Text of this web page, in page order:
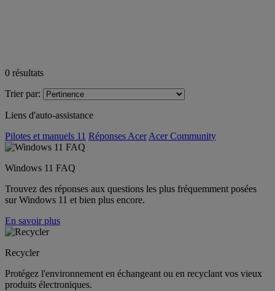
0 résultats
Trier par:
Liens d'auto-assistance
Pilotes et manuels 11 Réponses Acer Acer Community
Windows 11 FAQ
Trouvez des réponses aux questions les plus fréquemment posées
sur Windows 11 et bien plus encore.
En savoir plus
Recycler
Protégez l'environnement en échangeant ou en recyclant vos vieux
produits électroniques.